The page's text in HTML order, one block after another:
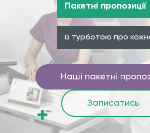
Пакетні пропозиції
із турботою про
Наші пакетні
Записатись